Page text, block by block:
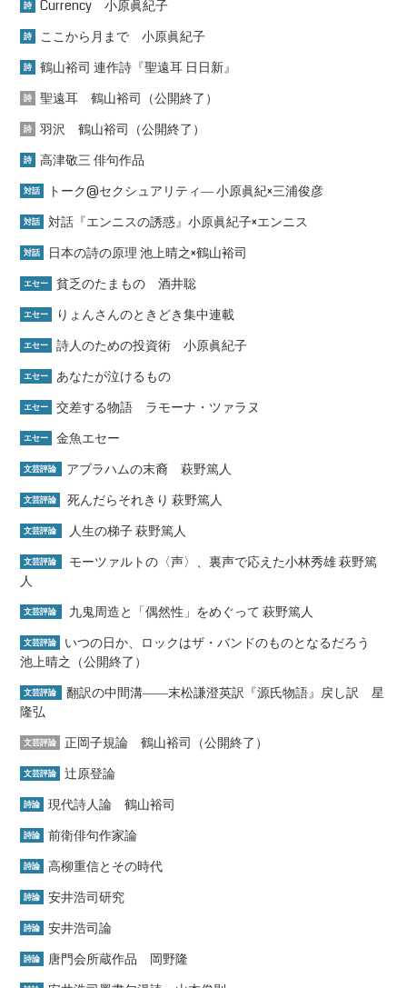
詩 Currency 小原眞紀子
詩 ここから月まで 小原眞紀子
詩 鶴山裕司 連作詩『聖遠耳 日日新』
詩 聖遠耳 鶴山裕司（公開終了）
詩 羽沢 鶴山裕司（公開終了）
詩 高津敬三 俳句作品
対話 トーク@セクシュアリティ― 小原眞紀×三浦俊彦
対話 対話『エンニスの誘惑』小原眞紀子×エンニス
対話 日本の詩の原理 池上晴之×鶴山裕司
エセー 貧乏のたまもの 酒井聡
エセー りょんさんのときどき集中連載
エセー 詩人のための投資術 小原眞紀子
エセー あなたが泣けるもの
エセー 交差する物語 ラモーナ・ツァラヌ
エセー 金魚エセー
文芸評論 アブラハムの末裔 萩野篤人
文芸評論 死んだらそれきり 萩野篤人
文芸評論 人生の梯子 萩野篤人
文芸評論
モーツァルトの〈声〉、裏声で応えた小林秀雄 萩野篤
人
文芸評論 九鬼周造と「偶然性」をめぐって 萩野篤人
文芸評論
いつの日か、ロックはザ・バンドのものとなるだろう
池上晴之（公開終了）
文芸評論
翻訳の中間溝――末松謙澄英訳『源氏物語』戻し訳 星
隆弘
文芸評論 正岡子規論 鶴山裕司（公開終了）
文芸評論 辻原登論
詩論 現代詩人論 鶴山裕司
詩論 前衛俳句作家論
詩論 高柳重信とその時代
詩論 安井浩司研究
詩論 安井浩司論
詩論 唐門会所蔵作品 岡野隆